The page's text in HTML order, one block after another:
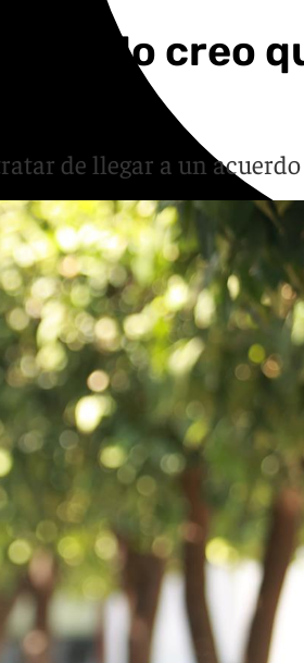
«No creo
de llegar a un acuerdo